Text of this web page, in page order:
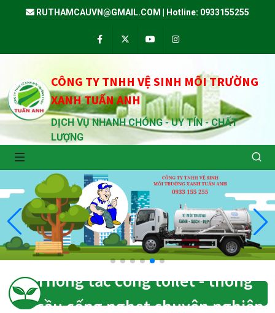
RUTHAMCAUVN@GMAIL.COM Hotline: 0933155255
FacebookTwitter Youtube
CÔNG TY TNHH VỆ SINH MÔI TRƯỜNG
XANH TUẤN ANH
DỊCH VỤ NHANH CHÓNG - UY TÍN - CHẤT
LƯỢNG
Thông tắc cống toilet - thông
cầu cống nghẹt chuyên nghiệp